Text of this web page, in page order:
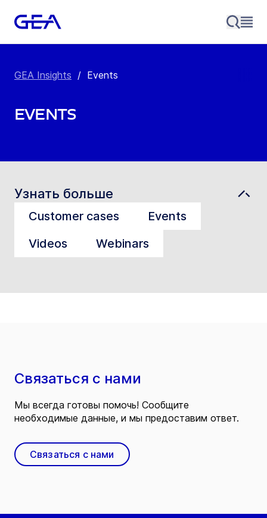
GEA Insights / Events
Events
Узнать больше
Customer cases
Events
Videos
Webinars
Связаться с нами
Мы всегда готовы помочь! Сообщите
необходимые данные, и мы предоставим ответ.
Связаться с нами